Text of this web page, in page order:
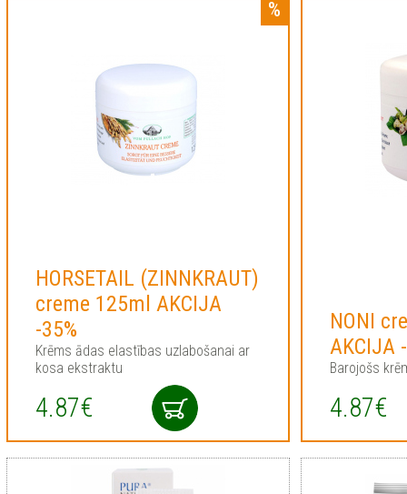
HORSETAIL (ZINNKRAUT)
creme 125ml AKCIJA
-35%
Krēms ādas elastības uzlabošanai ar
kosa ekstraktu
4.87€
NONI
AKCIJA
Barojošs
4.87€